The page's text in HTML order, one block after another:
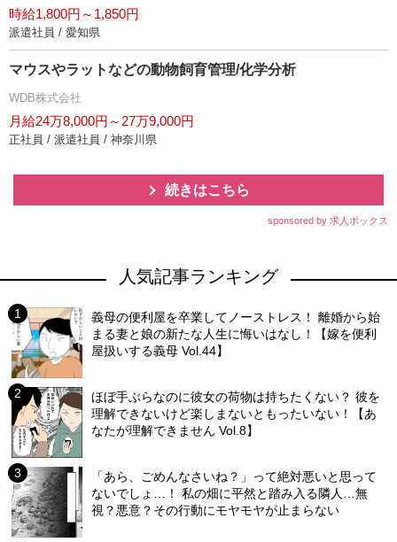
時給1,800円～1,850円
派遣社員 / 愛知県
マウスやラットなどの動物飼育管理/化学分析
WDB株式会社
月給24万8,000円～27万9,000円
正社員 / 派遣社員 / 神奈川県
続きはこちら
sponsored by 求人ボックス
人気記事ランキング
義母の便利屋を卒業してノーストレス！ 離婚から始
まる妻と娘の新たな人生に悔いはなし！【嫁を便利
屋扱いする義母 Vol.44】
ほぼ手ぶらなのに彼女の荷物は持ちたくない？ 彼を
理解できないけど楽しまないともったいない！【あ
なたが理解できません Vol.8】
「あら、ごめんなさいね？」って絶対悪いと思って
ないでしょ…！ 私の畑に平然と踏み入る隣人…無
視？悪意？その行動にモヤモヤが止まらない